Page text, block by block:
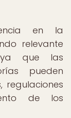
en la
relevante
que las
pueden
de los